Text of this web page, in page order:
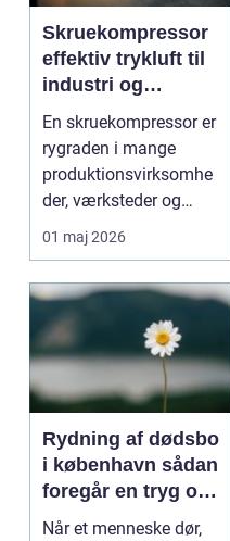
Skruekompressor
effektiv trykluft til
industri og
værksted
En skruekompressor er
rygraden i mange
produktionsvirksomhe
der, værksteder og
autohuse. Den leverer
01 maj 2026
Rydning af dødsbo
i københavn sådan
foregår en tryg og
effektiv proces
Når et menneske dør,